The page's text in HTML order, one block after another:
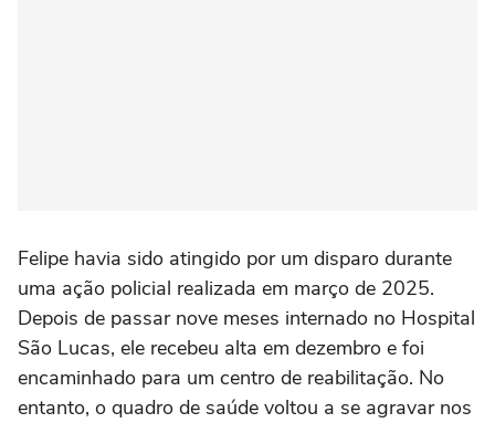
Felipe havia sido atingido por um disparo durante
uma ação policial realizada em março de 2025.
Depois de passar nove meses internado no Hospital
São Lucas, ele recebeu alta em dezembro e foi
encaminhado para um centro de reabilitação. No
entanto, o quadro de saúde voltou a se agravar nos